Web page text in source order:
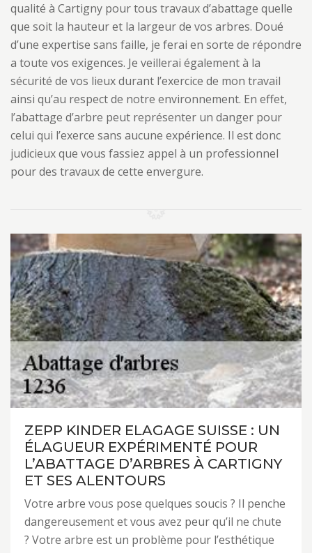
qualité à Cartigny pour tous travaux d’abattage quelle
que soit la hauteur et la largeur de vos arbres. Doué
d’une expertise sans faille, je ferai en sorte de répondre
a toute vos exigences. Je veillerai également à la
sécurité de vos lieux durant l’exercice de mon travail
ainsi qu’au respect de notre environnement. En effet,
l’abattage d’arbre peut représenter un danger pour
celui qui l’exerce sans aucune expérience. Il est donc
judicieux que vous fassiez appel à un professionnel
pour des travaux de cette envergure.
ZEPP KINDER ELAGAGE SUISSE : UN
ÉLAGUEUR EXPÉRIMENTÉ POUR
L’ABATTAGE D’ARBRES À CARTIGNY
ET SES ALENTOURS
Votre arbre vous pose quelques soucis ? Il penche
dangereusement et vous avez peur qu’il ne chute
? Votre arbre est un problème pour l’esthétique